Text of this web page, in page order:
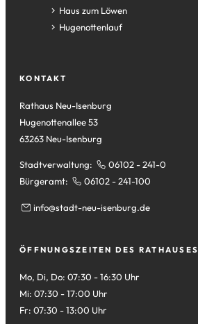
neuen
Tab)
einem
neuen
in
einem
Haus zum Löwen
(Öffnet
in
Tab)
Hugenottenlauf
(Öffnet
neuen
KONTAKT
Rathaus Neu-Isenburg
Hugenottenallee 53
63263 Neu-Isenburg
Stadtverwaltung:
06102 - 241-0
Bürgeramt:
06102 - 241-100
info stadt-neu-isenburg de
ÖFFNUNGSZEITEN DES RATHAUSES
Mo, Di, Do: 07:30 - 16:30 Uhr
Mi: 07:30 - 17:00 Uhr
Fr: 07:30 - 13:00 Uhr